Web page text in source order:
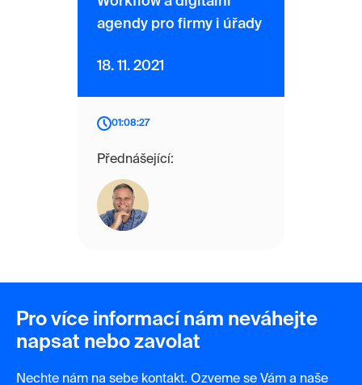
agendy pro firmy i úřady
18. 11. 2021
01:08:27
Přednášející:
Pro více informací nám neváhejte
napsat nebo zavolat
Nechte nám na sebe kontakt. Ozveme se Vám a naše